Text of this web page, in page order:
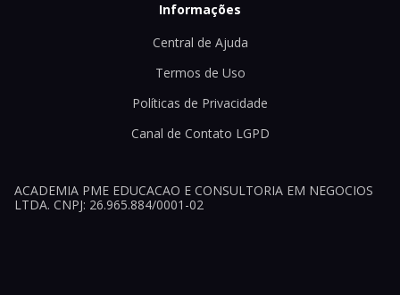
Informações
Central de Ajuda
Termos de Uso
Políticas de Privacidade
Canal de Contato LGPD
ACADEMIA PME EDUCACAO E CONSULTORIA EM NEGOCIOS
LTDA. CNPJ: 26.965.884/0001-02